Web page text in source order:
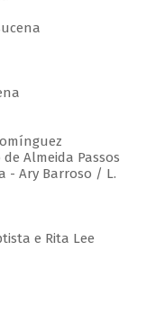
Almeida Passos
- Ary Barroso / L.
e Rita Lee